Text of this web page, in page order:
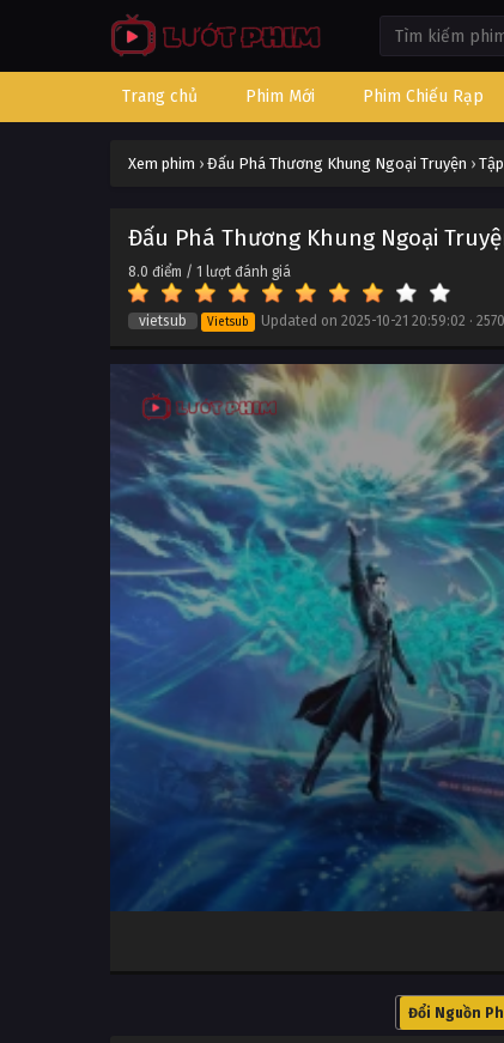
Trang chủ Phim Mới Phim Chiếu Rạp
Xem phim › Đấu Phá Thương Khung Ngoại Truyện ›
Đấu Phá Thương Khung Ngoại
8.0 điểm / 1 lượt đánh giá
vietsub Vietsub Updated on 2025-10-21 20:59:02 ·
Đổi Nguồn